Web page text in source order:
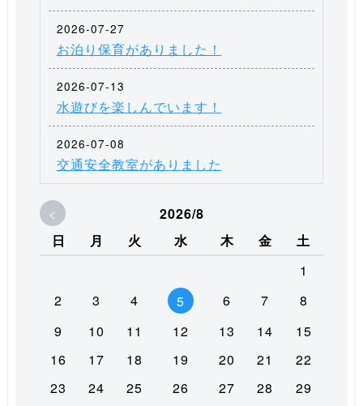
2026-07-27
お泊り保育がありました！
2026-07-13
水遊びを楽しんでいます！
2026-07-08
交通安全教室がありました
<
2026/8
日
月 火 水 木 金
土
1
2
3 4 5 6 7
8
9
10 11 12 13 14
15
16
17 18 19 20 21
22
23
24 25 26 27 28
29